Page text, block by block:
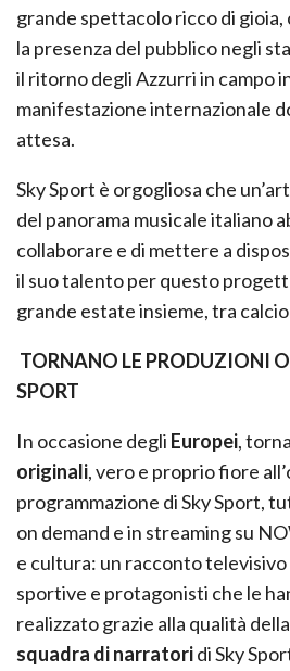
grande spettacolo ricco di
la presenza del pubblico negli
il ritorno degli Azzurri in campo
manifestazione internazionale
attesa.
Sky Sport è orgogliosa che
del panorama musicale italiano
collaborare e di mettere a
il suo talento per questo
grande estate insieme, tra calcio
TORNANO LE PRODUZIONI
SPORT
In occasione degli Europei,
originali, vero e proprio fiore
programmazione di Sky Sport,
on demand e in streaming su
e cultura: un racconto
sportive e protagonisti che le
realizzato grazie alla qualità della
squadra di narratoridi Sky